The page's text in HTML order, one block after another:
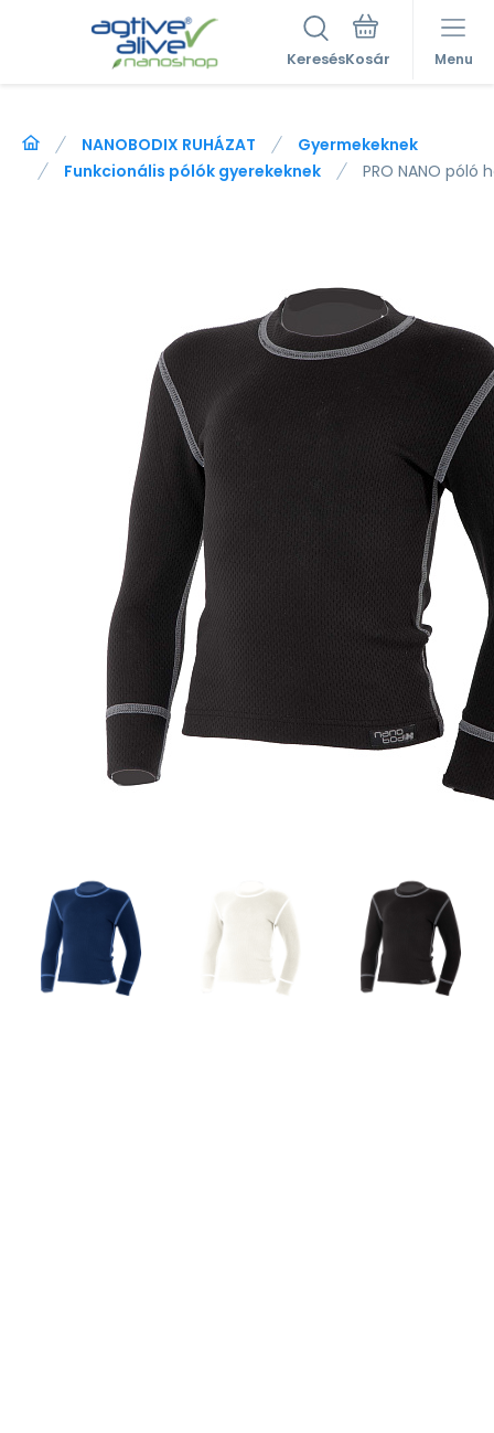
Keresés Menu
NANOBODIX RUHÁZAT
Gyermekeknek
Funkcionális pólók gyerekeknek
PRO NANO póló